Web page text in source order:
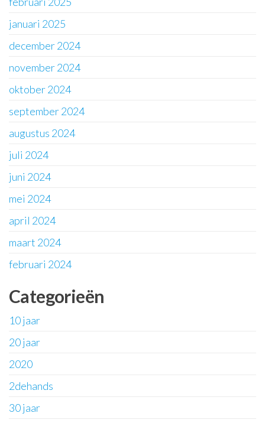
januari 2025
december 2024
november 2024
oktober 2024
september 2024
augustus 2024
juli 2024
juni 2024
mei 2024
april 2024
maart 2024
februari 2024
Categorieën
10 jaar
20 jaar
2020
2dehands
30 jaar